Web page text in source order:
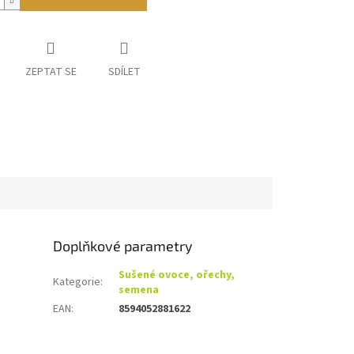
ZEPTAT SE SDÍLET
Doplňkové parametry
Kategorie:
Sušené ovoce, ořechy,
semena
EAN: 8594052881622